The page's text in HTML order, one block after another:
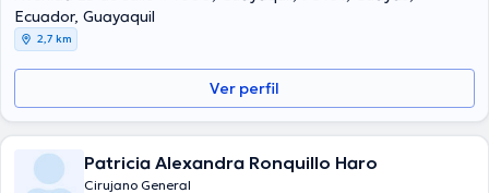
Ecuador, Guayaquil
2,7 km
Ver perfil
Patricia Alexandra Ronquillo Haro
Cirujano General